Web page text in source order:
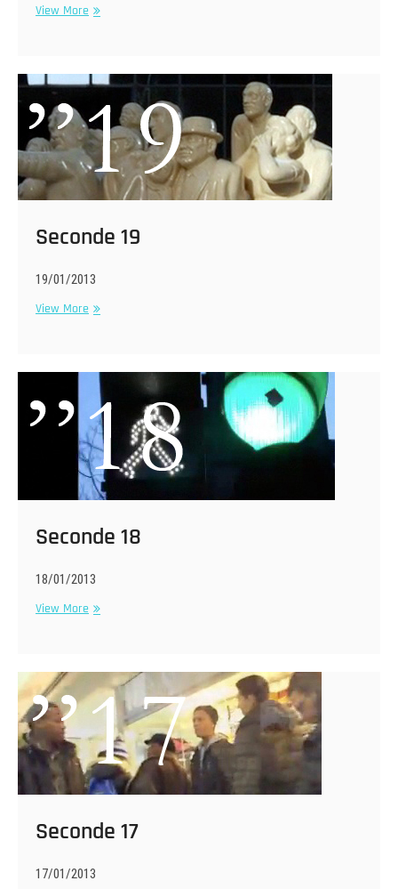
View MoreSeconde
Seconde 19
19/01/2013
View MoreSeconde
Seconde 18
18/01/2013
View MoreSeconde
Seconde 17
17/01/2013